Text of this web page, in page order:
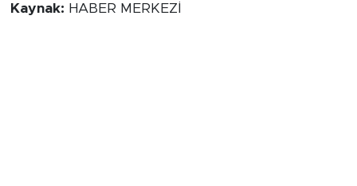
Kaynak: HABER MERKEZİ